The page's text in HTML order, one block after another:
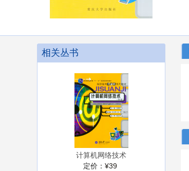
相关丛书
计算机网络技术
定价： ¥39